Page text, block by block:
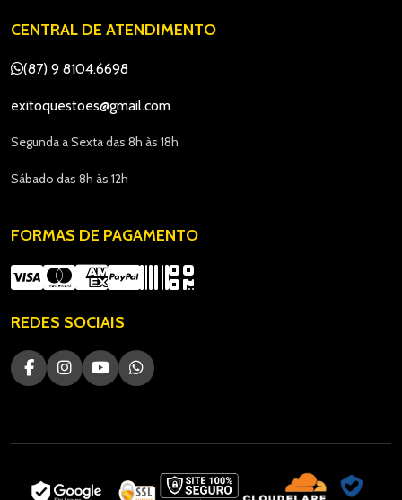
CENTRAL DE ATENDIMENTO
(87) 9 8104.6698
exitoquestoes@gmail.com
Segunda a Sexta das 8h às 18h
Sábado das 8h às 12h
FORMAS DE PAGAMENTO
REDES SOCIAIS